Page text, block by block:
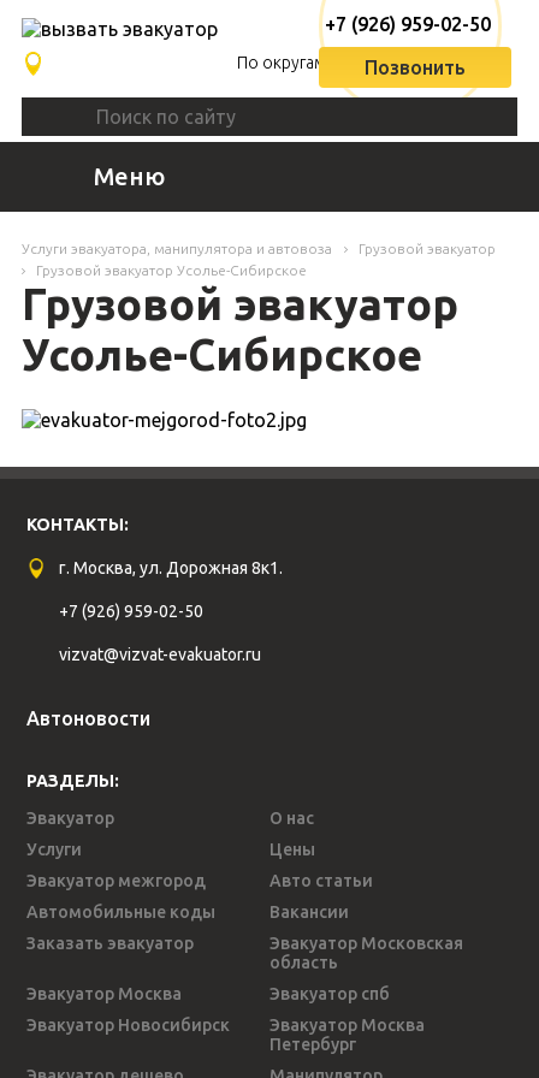
По округам
+7 (926) 959-02-50
Позвонить
Меню
Услуги эвакуатора, манипулятора и автовоза
Грузовой эвакуатор
Грузовой эвакуатор Усолье-Сибирское
Грузовой эвакуатор
Усолье-Сибирское
КОНТАКТЫ:
г. Москва, ул. Дорожная 8к1.
+7 (926) 959-02-50
vizvat@vizvat-evakuator.ru
Автоновости
РАЗДЕЛЫ:
Эвакуатор
О нас
Услуги
Цены
Эвакуатор межгород
Авто статьи
Автомобильные коды
Вакансии
Заказать эвакуатор
Эвакуатор Московская
область
Эвакуатор Москва
Эвакуатор спб
Эвакуатор Новосибирск
Эвакуатор Москва
Петербург